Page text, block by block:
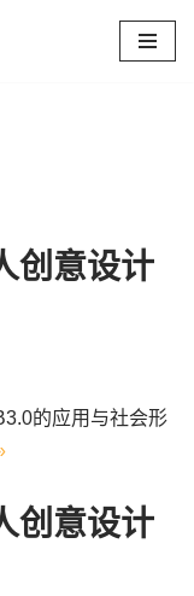
创意设计
的应用与社会形
创意设计